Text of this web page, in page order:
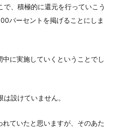
、積極的に還元を行っていこう
パーセントを掲げることにしま
中に実施していくということでし
は設けていません。
れていたと思いますが、そのあた